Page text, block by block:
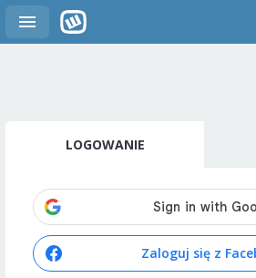
LOGOWANIE
Zaloguj się z